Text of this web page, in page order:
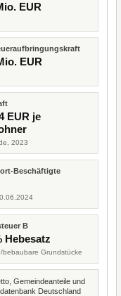
EUR
EUR
EUR je
2023
Beschäftigte
B
Hebesatz
bebaubare Grundstücke
Gemeindeanteile und
Deutschland